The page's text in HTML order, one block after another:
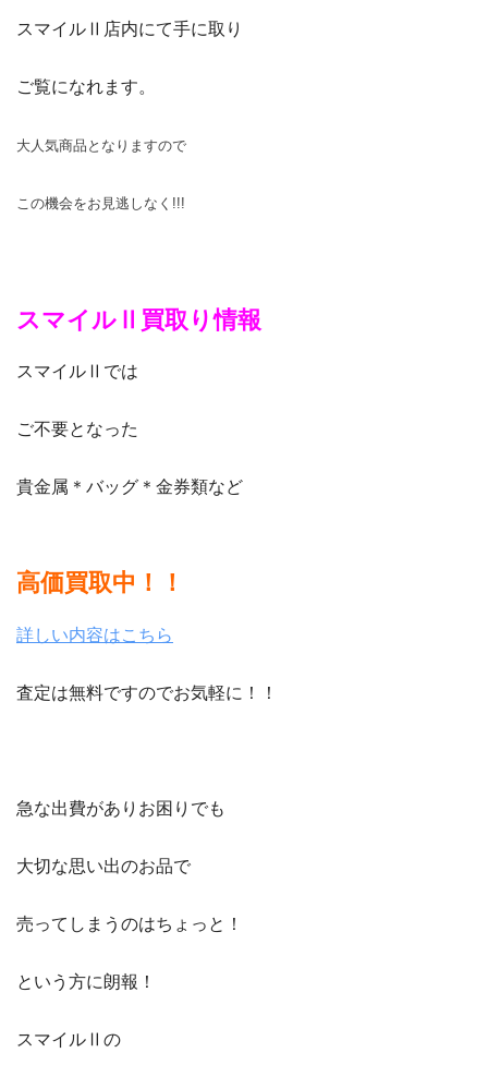
スマイルⅡ店内にて手に取り
ご覧になれます。
大人気商品となりますので
この機会をお見逃しなく!!!
スマイルⅡ買取り情報
スマイルⅡでは
ご不要となった
貴金属＊バッグ＊金券類など
高価買取中！！
詳しい内容はこちら
査定は無料ですのでお気軽に！！
急な出費がありお困りでも
大切な思い出のお品で
売ってしまうのはちょっと！
という方に朗報！
スマイルⅡの